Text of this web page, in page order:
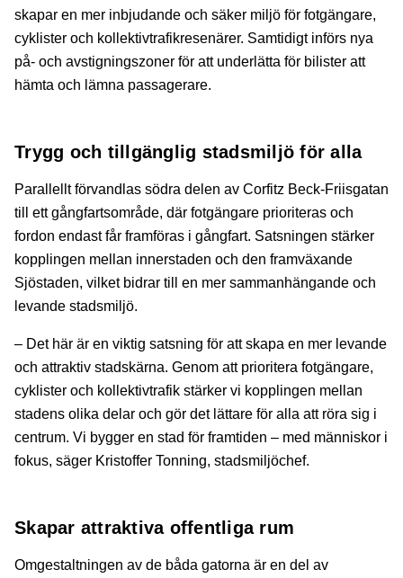
skapar en mer inbjudande och säker miljö för fotgängare,
cyklister och kollektivtrafikresenärer. Samtidigt införs nya
på- och avstigningszoner för att underlätta för bilister att
hämta och lämna passagerare.
Trygg och tillgänglig stadsmiljö för alla
Parallellt förvandlas södra delen av Corfitz Beck-Friisgatan
till ett gångfartsområde, där fotgängare prioriteras och
fordon endast får framföras i gångfart. Satsningen stärker
kopplingen mellan innerstaden och den framväxande
Sjöstaden, vilket bidrar till en mer sammanhängande och
levande stadsmiljö.
– Det här är en viktig satsning för att skapa en mer levande
och attraktiv stadskärna. Genom att prioritera fotgängare,
cyklister och kollektivtrafik stärker vi kopplingen mellan
stadens olika delar och gör det lättare för alla att röra sig i
centrum. Vi bygger en stad för framtiden – med människor i
fokus, säger Kristoffer Tonning, stadsmiljöchef.
Skapar attraktiva offentliga rum
Omgestaltningen av de båda gatorna är en del av